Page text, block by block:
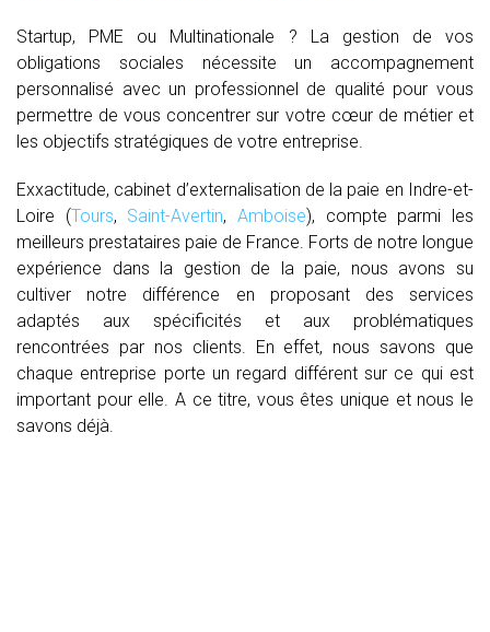
Startup, PME ou Multinationale ? La gestion de vos
obligations sociales nécessite un accompagnement
personnalisé avec un professionnel de qualité pour vous
permettre de vous concentrer sur votre cœur de métier et
les objectifs stratégiques de votre entreprise.
Exxactitude, cabinet d’externalisation de la paie en Indre-et-
Loire (Tours, Saint-Avertin,Amboise), compte parmi les
meilleurs prestataires paie de France. Forts de notre longue
expérience dans la gestion de la paie, nous avons su
cultiver notre différence en proposant des services
adaptés aux spécificités et aux problématiques
rencontrées par nos clients. En effet, nous savons que
chaque entreprise porte un regard différent sur ce qui est
important pour elle. A ce titre, vous êtes unique et nous le
savons déjà.